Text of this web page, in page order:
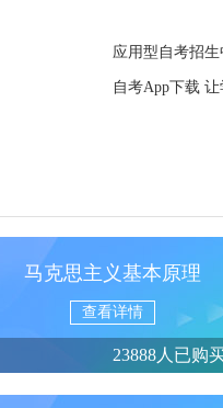
应用型自考招
自考App下载
马克思主义基本原理
查看详情
23888人已购